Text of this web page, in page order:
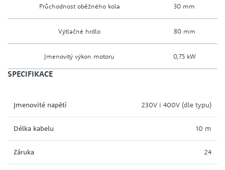
Průchodnost oběžného kola 30 mm
Výtlačné hrdlo 80 mm
Jmenovitý výkon motoru 0,75 kW
SPECIFIKACE
Jmenovité napětí 230V i 400V (dle typu)
Délka kabelu 10 m
Záruka 24